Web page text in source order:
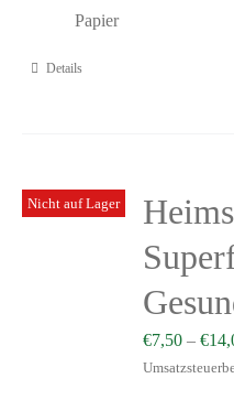
Papier
Details
Nicht auf Lager
€7,50 –€